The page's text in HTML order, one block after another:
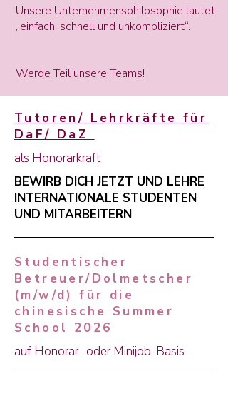
Unsere Unternehmensphilosophie lautet
„einfach, schnell und unkompliziert“.
Werde Teil unsere Teams!
Tutoren/ Lehrkräfte für
DaF/ DaZ
als Honorarkraft
BEWIRB DICH JETZT UND LEHRE
INTERNATIONALE STUDENTEN
UND MITARBEITERN
Studentischer
Betreuer/Dolmetscher
(m/w/d) für die
chinesische Summer
School 2026
auf Honorar- oder Minijob-Basis